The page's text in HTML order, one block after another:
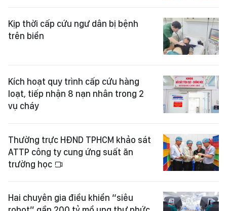
Kịp thời cấp cứu ngư dân bị bệnh
trên biển
Kích hoạt quy trình cấp cứu hàng
loạt, tiếp nhận 8 nạn nhân trong 2
vụ cháy
Thường trực HĐND TPHCM khảo sát
ATTP công ty cung ứng suất ăn
trường học
Hai chuyên gia điều khiển “siêu